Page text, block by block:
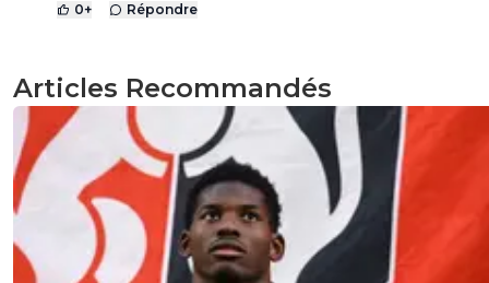
0+ Répondre
Articles Recommandés